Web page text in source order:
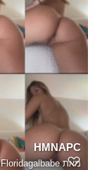
HMNAPC
מאתFloridagalbabe